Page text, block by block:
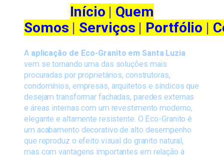
Início | Quem
Somos | Serviços | Portfólio |
A aplicação de Eco-Granito em Santa Luzia
vem se tornando uma das soluções mais
procuradas por proprietários, construtoras,
condomínios, empresas, arquitetos e síndicos que
desejam transformar fachadas, paredes externas
e áreas internas com um revestimento moderno,
elegante e altamente resistente. O Eco-Granito é
um acabamento decorativo de alto desempenho
que reproduz o efeito visual do granito natural,
mas com vantagens importantes em relação à